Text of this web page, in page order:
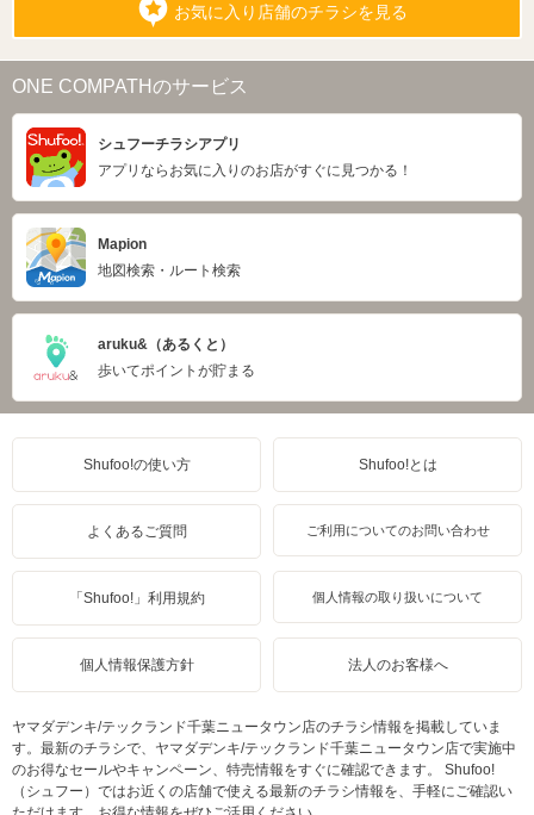
お気に入り店舗のチラシを見る
ONE COMPATHのサービス
シュフーチラシアプリ
アプリならお気に入りのお店がすぐに見つかる！
Mapion
地図検索・ルート検索
aruku&（あるくと）
歩いてポイントが貯まる
Shufoo!の使い方 Shufoo!とは
よくあるご質問 ご利用についてのお問い合わせ
「Shufoo!」利用規約 個人情報の取り扱いについて
個人情報保護方針 法人のお客様へ
ヤマダデンキ/テックランド千葉ニュータウン店のチラシ情報を掲載していま
す。最新のチラシで、ヤマダデンキ/テックランド千葉ニュータウン店で実施中
のお得なセールやキャンペーン、特売情報をすぐに確認できます。 Shufoo!
（シュフー）ではお近くの店舗で使える最新のチラシ情報を、手軽にご確認い